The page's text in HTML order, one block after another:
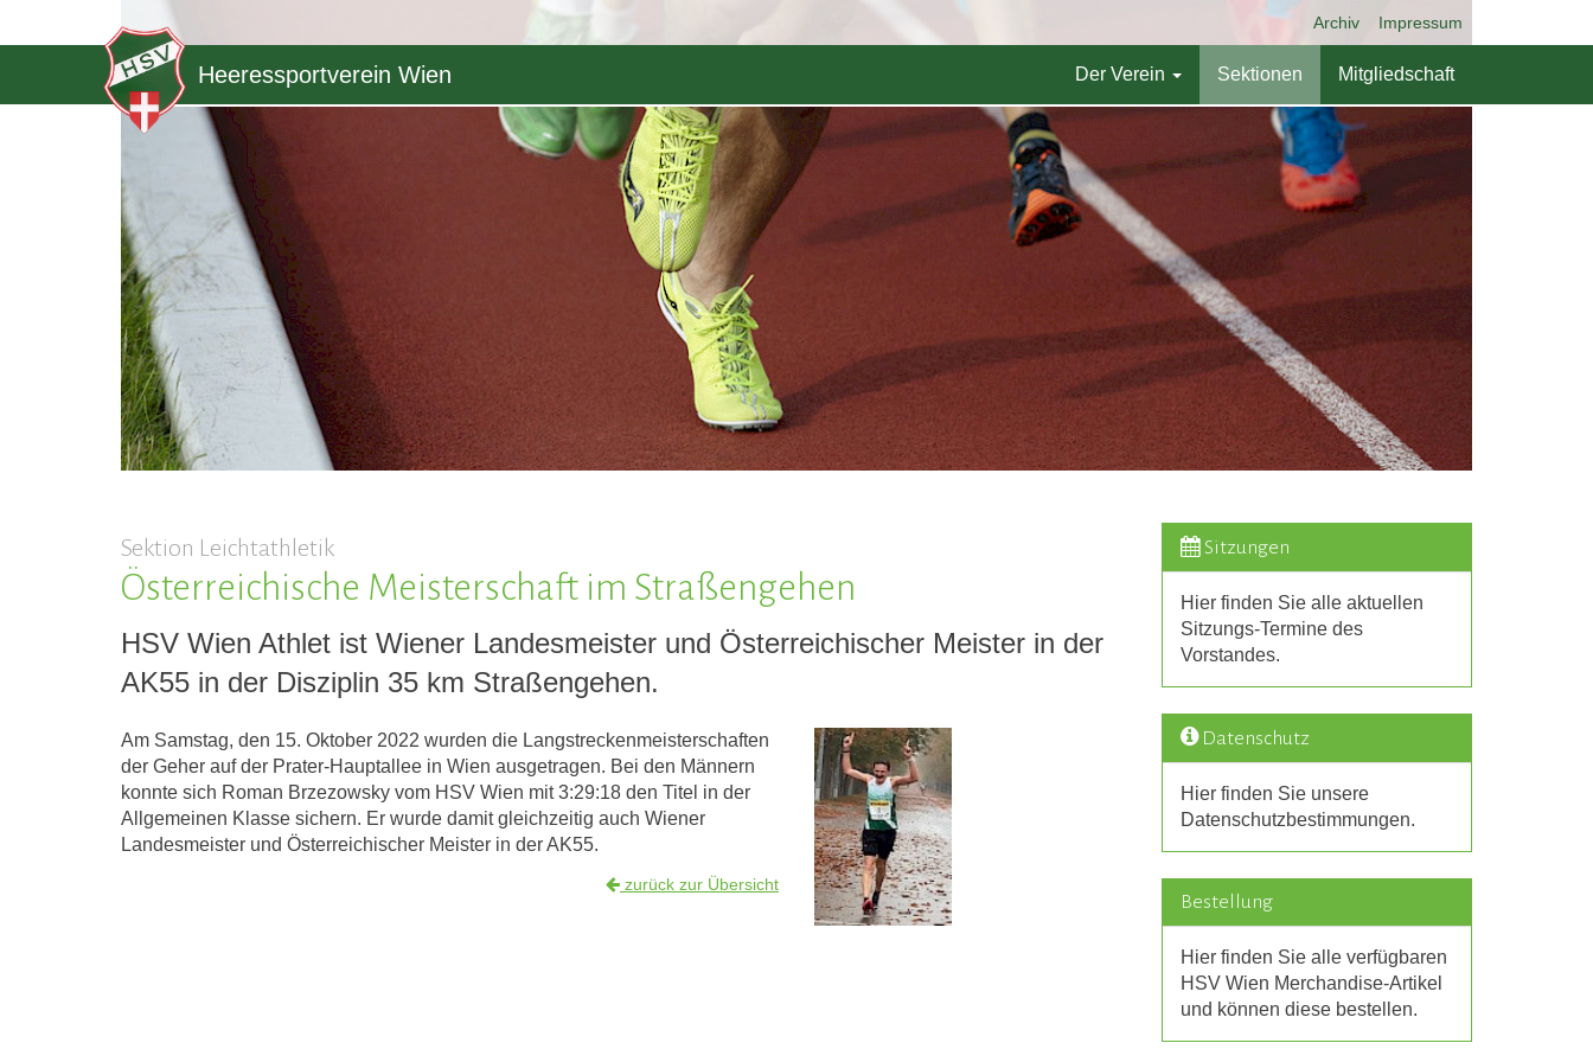
Archiv Impressum
Heeressportverein Wien Der Verein Sektionen Mitgliedschaft
Sektion Leichtathletik
Österreichische Meisterschaft im Straßengehen
HSV Wien Athlet ist Wiener Landesmeister und Österreichischer Meister in der
AK55 in der Disziplin 35 km Straßengehen.
Am Samstag, den 15. Oktober 2022 wurden die Langstreckenmeisterschaften
der Geher auf der Prater-Hauptallee in Wien ausgetragen. Bei den Männern
konnte sich Roman Brzezowsky vom HSV Wien mit 3:29:18 den Titel in der
Allgemeinen Klasse sichern. Er wurde damit gleichzeitig auch Wiener
Landesmeister und Österreichischer Meister in der AK55.
zurück zur Übersicht
Sitzungen
Hier finden Sie alle aktuellen
Sitzungs-Termine des
Vorstandes.
Datenschutz
Hier finden Sie unsere
Datenschutzbestimmungen.
Bestellung
Hier finden Sie alle verfügbaren
HSV Wien Merchandise-Artikel
und können diese bestellen.